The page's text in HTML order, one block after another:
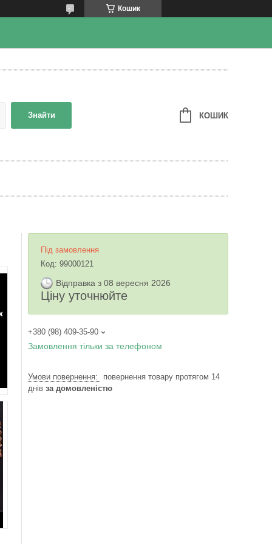
Кошик
Знайти КОШИК
Під замовлення
Код: 99000121
Відправка з 08 вересня 2026
Ціну уточнюйте
+380 (98) 409-35-90
Замовлення тільки за телефоном
повернення товару протягом 14
днів за домовленістю